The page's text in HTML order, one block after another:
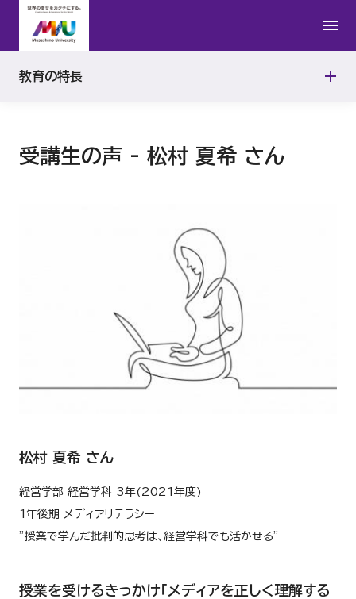
受講生の声 - 松村 夏希 さん
松村 夏希 さん
経営学部 経営学科 3年(2021年度)
1年後期 メディアリテラシー
”授業で学んだ批判的思考は、経営学科でも活かせる”
授業を受けるきっかけ「メディアを正しく理解する
教育の特長
ディプロマ・ポリシー（学位授与方針）
アセスメント・ポリシー（学修成果評価方針）
受講生の声
武蔵野地域５大学／放送大学単位互換
生成AIの活用に関する注意事項